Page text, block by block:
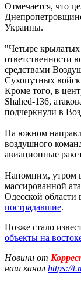
Отмечается, что
Украины.
"Четыре
ответственности
средствами
Сухопутных
Кроме того, в
Shahed-136,
подчеркнули в
На южном
воздушного
авиационные
Напомним, утром
массированной
Одесской области
пострадавшие.
Позже стало
объекты на
Новини от
наш канал https://